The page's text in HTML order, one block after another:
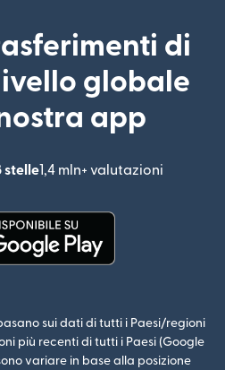
di
globale
app
stelle1,4 mln+ valutazioni
sui dati di tutti i Paesi/regioni
più recenti di tutti i Paesi (Google
variare in base alla posizione